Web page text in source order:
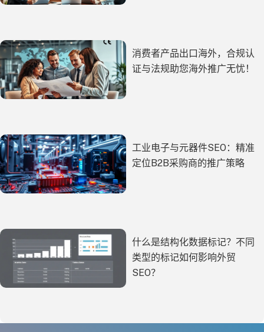
消费者产品出口海外，合规认
证与法规助您海外推广无忧！
工业电子与元器件SEO：精准
定位B2B采购商的推广策略
什么是结构化数据标记？不同
类型的标记如何影响外贸
SEO？